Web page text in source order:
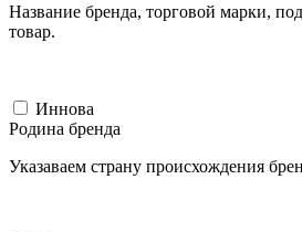
Название бренда, торговой марки,
товар.
Иннова
Родина бренда
Указаваем страну происхождения